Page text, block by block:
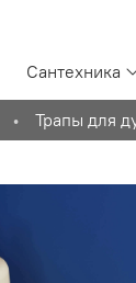
Сантехника
Трапы для